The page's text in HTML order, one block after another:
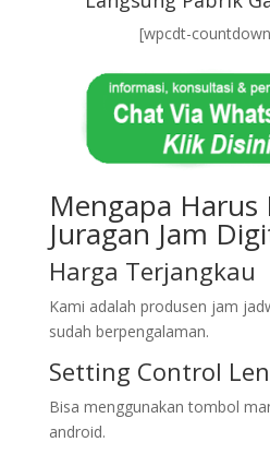
[wpcdt-
Mengapa Harus
Juragan Jam
Harga Terjangkau
Kami adalah produsen jam
sudah berpengalaman.
Setting Control
Bisa menggunakan tombol
android.